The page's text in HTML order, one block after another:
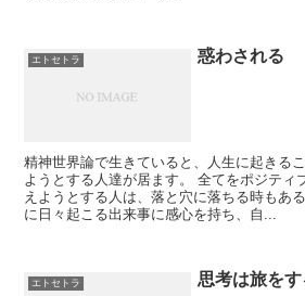
エトセトラ 惑わされる
精神世界論で生きていると、人生に起きる
ようとする人達が居ます。 全てをポジティ
えようとする人は、落と穴に落ちる時もあ
に日々起こる出来事に感心を持ち、自...
エトセトラ 思考は旅をす